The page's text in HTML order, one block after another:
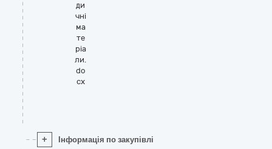
ди
чні
ма
те
ріа
ли.
do
cx
+ Інформація по закупівлі